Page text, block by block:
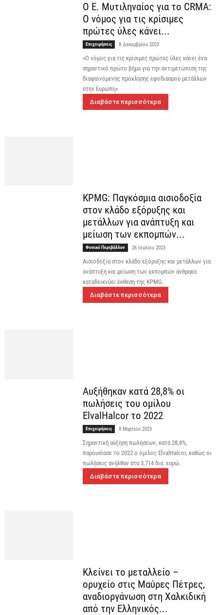
Ο Ε. Μυτιληναίος για το CRMA:
Ο νόμος για τις κρίσιμες
πρώτες ύλες κάνει...
Επιχειρήσεις 8 Δεκεμβρίου 2023
«Ο νόμος για τις κρίσιμες πρώτες ύλες κάνει ένα
σημαντικό πρώτο βήμα για την αντιμετώπιση της
διαφαινόμενης πρόκλησης εφοδιασμού μετάλλων
στην Ευρώπη»
Διαβάστε περισσότερα
KPMG: Παγκόσμια αισιοδοξία
στον κλάδο εξόρυξης και
μετάλλων για ανάπτυξη και
μείωση των εκπομπών...
Φυσικό Περιβάλλον 26 Ιουλίου 2023
Αισιοδοξία στον κλάδο εξόρυξης και μετάλλων για
ανάπτυξη και μείωση των εκπομπών άνθρακα
καταδεικνύει έκθεση της KPMG.
Διαβάστε περισσότερα
Αυξήθηκαν κατά 28,8% οι
πωλήσεις του ομίλου
ElvalHalcor το 2022
Επιχειρήσεις 8 Μαρτίου 2023
Σημαντική αύξηση πωλήσεων, κατά 28,8%,
παρουσίασε το 2022 ο όμιλος ElvalHalcor, καθώς οι
πωλήσεις ανήλθαν στα 3,714 δισ. ευρώ.
Διαβάστε περισσότερα
Κλείνει το μεταλλείο –
ορυχείο στις Μαύρες Πέτρες,
αναδιοργάνωση στη Χαλκιδική
από την Ελληνικός...